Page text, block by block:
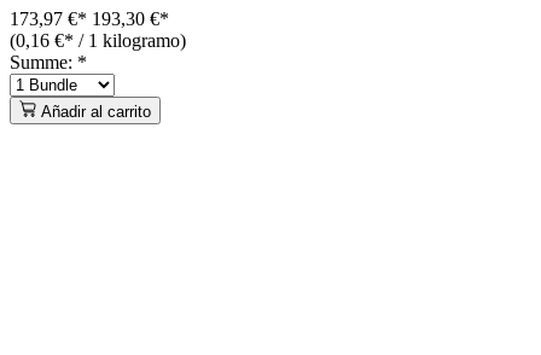
173,97 €* 193,30 €*
(0,16 €* / 1 kilogramo)
Summe: *
Añadir al carrito